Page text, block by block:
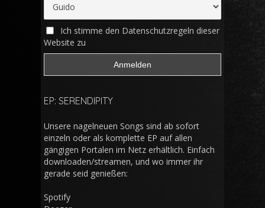
Ich stimme den Datenschutzregeln dieser
Website zu
EP: SERENDIPITY
Unsere nagelneuen Songs sind ab sofort
einzeln oder als komplette EP auf allen
gängigen Portalen im Netz erhältlich. Einfach
downloaden/streamen, und wo immer ihr
gerade seid genießen:
Spotify